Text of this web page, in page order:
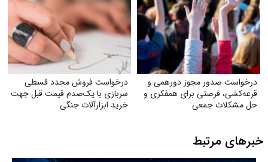
درخواست صدور مجوز دورهمی و
قرعه‌کشی، فرصتی برای همفکری و
حل مشکلات جمعی
درخواست فروش مجدد قسطی
سربازی با یک‌صدم قیمت قبل جهت
خرید ابزارآلات جنگی
خبرهای مرتبط